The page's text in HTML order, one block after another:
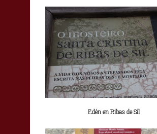
Edén en Ribas de Sil